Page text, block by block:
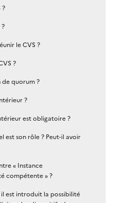
?
le CVS ?
?
de quorum ?
?
est obligatoire ?
est son rôle ? Peut-il avoir
« Instance
compétente » ?
il est introduit la possibilité